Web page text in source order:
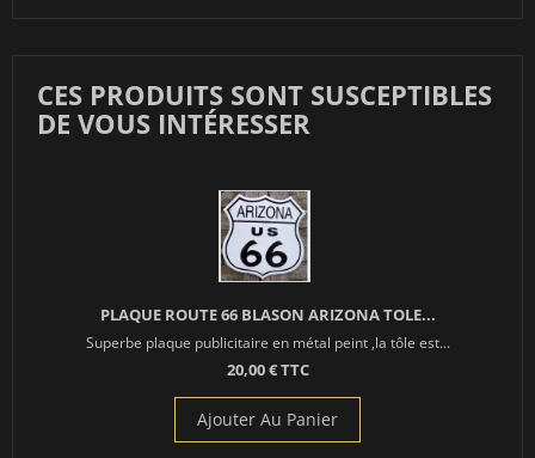
CES PRODUITS SONT SUSCEPTIBLES
DE VOUS INTÉRESSER
PLAQUE ROUTE 66 BLASON ARIZONA TOLE...
Superbe plaque publicitaire en métal peint ,la tôle est...
20,00 € TTC
Ajouter Au Panier